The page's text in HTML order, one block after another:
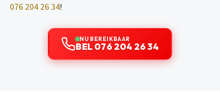
076 204 26 34!
NU BEREIKBAAR
BEL 076 204 26 34